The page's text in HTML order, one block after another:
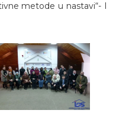
metode u nastavi“- I